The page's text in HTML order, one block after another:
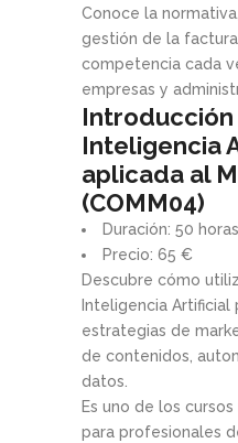
Conoce la
gestión de la
competencia cada
empresas y
Introducción
Inteligencia
aplicada al
(COMM04)
Duración: 50 horas
Precio: 65 €
Descubre cómo
Inteligencia Artificial
estrategias de
de contenidos,
datos.
Es uno de los
para profesionales